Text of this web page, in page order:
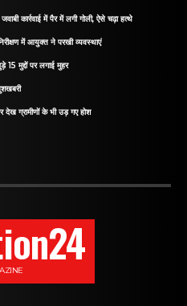
कार्रवाई में पैर में लगी गोली, ऐसे चढ़ा हत्थे
में आयुक्त ने परखी व्यवस्थाएं
15 मुद्दों पर लगाई मुहर
देख ग्रामीणों के भी उड़ गए होश